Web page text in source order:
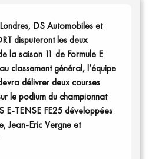
DS Automobiles et
disputeront les deux
la saison 11 de Formule E
classement général, l’équipe
délivrer deux courses
le podium du championnat
E-TENSE FE25 développées
Jean-Eric Vergne et